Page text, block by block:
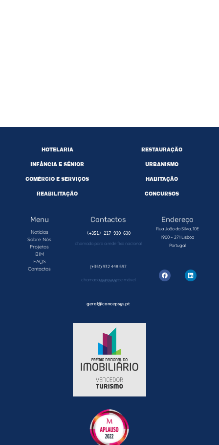
HOTELARIA
INFÂNCIA E SÉNIOR
RESTAURAÇÃO
URBANISMO
COMÉRCIO E SERVIÇOS
REABILITAÇÃO
HABITAÇÃO
CONCURSOS
Menu
Noticias
Sobre Nós
Projetos
BIM
FAQS
Contactos
Contactos
(+351) 217 930 630
chamada para a rede fixa nacional
(+351) 932 448 597
chamada para a rede móvel nacional
geral@concepsys.pt
Endereço
Rua João da Silva, 10E
1900 – 271 Lisboa
Portugal